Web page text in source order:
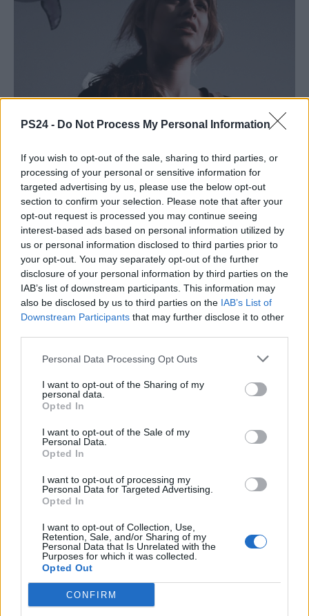
PS24 - Do Not Process My Personal Information
If you wish to opt-out of the sale, sharing to third parties, or
processing of your personal or sensitive information for
targeted advertising by us, please use the below opt-out
section to confirm your selection. Please note that after your
opt-out request is processed you may continue seeing
interest-based ads based on personal information utilized by
us or personal information disclosed to third parties prior to
your opt-out. You may separately opt-out of the further
disclosure of your personal information by third parties on the
IAB’s list of downstream participants. This information may
also be disclosed by us to third parties on the IAB’s List of
Downstream Participants that may further disclose it to other
Personal Data Processing Opt Outs
I want to opt-out of the Sharing of my
personal data.
Opted In
I want to opt-out of the Sale of my
Personal Data.
Opted In
I want to opt-out of processing my
Personal Data for Targeted Advertising.
Opted In
I want to opt-out of Collection, Use,
Retention, Sale, and/or Sharing of my
Personal Data that Is Unrelated with the
Purposes for which it was collected.
Opted Out
CONFIRM